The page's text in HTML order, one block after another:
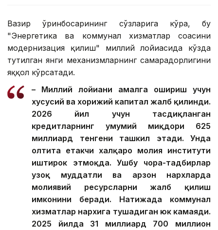
Вазир ўринбосарининг сўзларига кўра, бу
"Энергетика ва коммунал хизматлар соҳасини
модернизация қилиш" миллий лойиҳасида кўзда
тутилган янги механизмларнинг самарадорлигини
яққол кўрсатади.
– Миллий лойиҳани амалга ошириш учун
хусусий ва хорижий капитал жалб қилинди.
2026 йил учун тасдиқланган
кредитларнинг умумий миқдори 625
миллиард тенгени ташкил этади. Унда
олтита етакчи халқаро молия институти
иштирок этмоқда. Ушбу чора-тадбирлар
узоқ муддатли ва арзон нархларда
молиявий ресурсларни жалб қилиш
имконини беради. Натижада коммунал
хизматлар нархига тушадиган юк камаяди.
2025 йилда 31 миллиард 700 миллион